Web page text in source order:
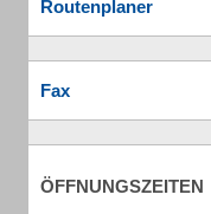
Routenplaner
Fax
ÖFFNUNGSZEITEN